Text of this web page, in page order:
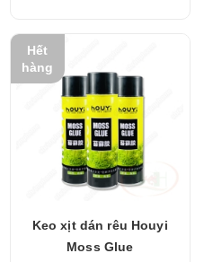
Hết
hàng
Keo xịt dán rêu Houyi
Moss Glue